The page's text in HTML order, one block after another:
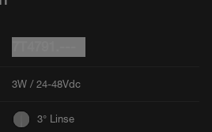
3W / 24-48Vdc
3° Linse